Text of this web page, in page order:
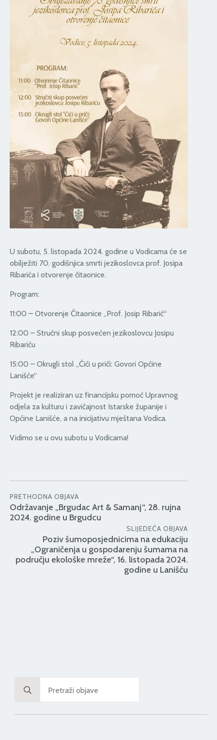
U subotu, 5. listopada 2024. godine u Vodicama će se
obilježiti 70. godišnjica smrti jezikoslovca prof. Josipa
Ribarića i otvorenje čitaonice.
Program:
11:00 – Otvorenje Čitaonice „Prof. Josip Ribarić“
12:00 – Stručni skup posvećen jezikoslovcu Josipu
Ribariću
15:00 – Okrugli stol „Ćići u priči: Govori Općine
Lanišće“
Projekt je realiziran uz financijsku pomoć Upravnog
odjela za kulturu i zavičajnost Istarske županije i
Općine Lanišće, a na inicijativu mještana Vodica.
Vidimo se u ovu subotu u Vodicama!
PRETHODNA OBJAVA
Održavanje „Brgudac Art & Samanj“, 28. rujna
2024. godine u Brgudcu
SLIJEDEĆA OBJAVA
Poziv šumoposjednicima na edukaciju
„Ograničenja u gospodarenju šumama na
području ekološke mreže“, 16. listopada 2024.
godine u Lanišću
for: